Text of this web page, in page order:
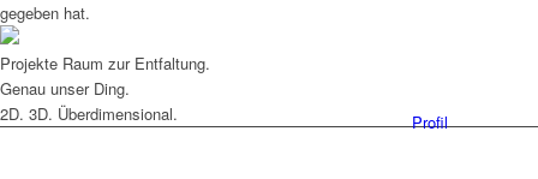
Profil
gegeben hat.
Projekte Raum zur Entfaltung.
Genau unser Ding.
2D. 3D. Überdimensional.